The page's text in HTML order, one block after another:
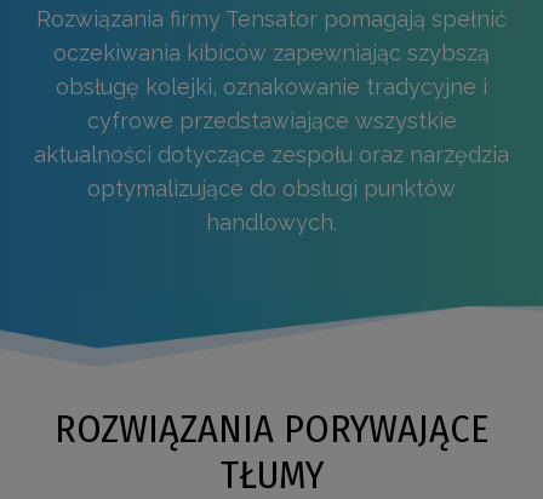
Rozwiązania firmy Tensator pomagają spełnić
oczekiwania kibiców zapewniając szybszą
obsługę kolejki, oznakowanie tradycyjne i
cyfrowe przedstawiające wszystkie
aktualności dotyczące zespołu oraz narzędzia
optymalizujące do obsługi punktów
handlowych.
ROZWIĄZANIA PORYWAJĄCE
TŁUMY